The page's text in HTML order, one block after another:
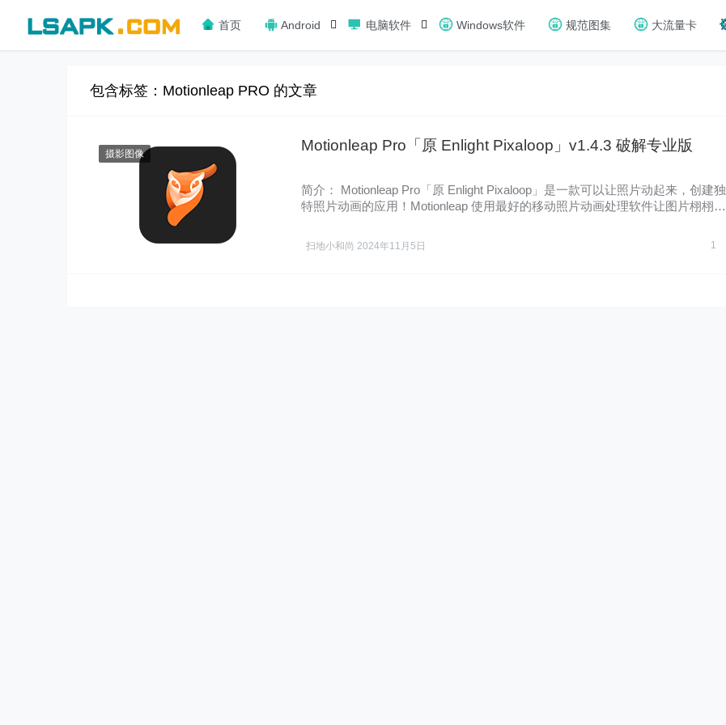
首页 Android 电脑软件 Windows软件 规范图集 大流量卡
包含标签：Motionleap PRO 的文章
摄影图像 Motionleap Pro「原 Enlight Pixaloop」v1.4.3 破解专业版
简介： Motionleap Pro「原 Enlight Pixaloop」是一款可以让照片动起来，创建独
特照片动画的应用！Motionleap 使用最好的移动照片动画处理软件让图片栩栩如
扫地小和尚 2024年11月5日 1